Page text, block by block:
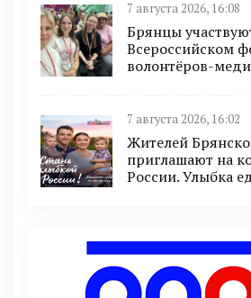
7 августа 2026, 16:08
Брянцы
Всероссийском
волонтёров-
7 августа 2026, 16:02
Жителей
приглашают на
России. Улыбка